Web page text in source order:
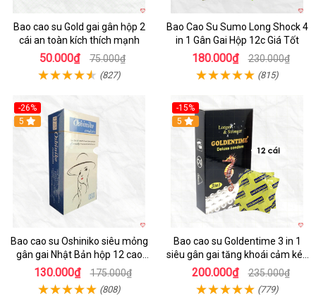
Bao cao su Gold gai gân hộp 2
cái an toàn kích thích mạnh
50.000₫ 75.000₫
(827)
Bao Cao Su Sumo Long Shock 4
in 1 Gân Gai Hộp 12c Giá Tốt
180.000₫ 230.000₫
(815)
-26%
5
Bao cao su Oshiniko siêu mỏng
gân gai Nhật Bản hộp 12 cao
cấp thăng hoa
130.000₫ 175.000₫
(808)
-15%
5
Bao cao su Goldentime 3 in 1
siêu gân gai tăng khoái cảm kéo
dài
200.000₫ 235.000₫
(779)